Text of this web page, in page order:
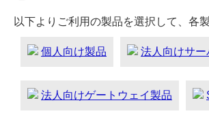
以下よりご利用の製品を選択して、各
個人向け製品 法人向けサ
法人向けゲートウェイ製品